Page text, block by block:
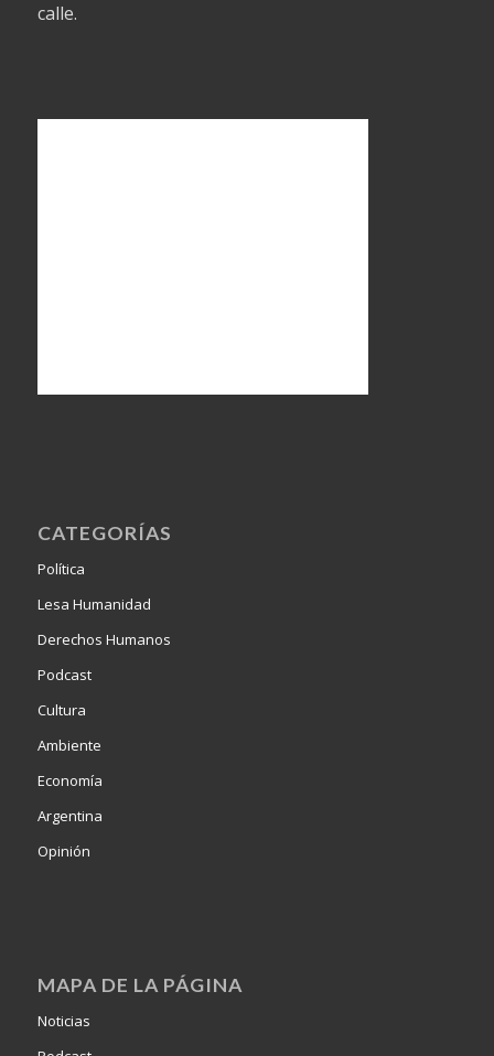
calle.
CATEGORÍAS
Política
Lesa Humanidad
Derechos Humanos
Podcast
Cultura
Ambiente
Economía
Argentina
Opinión
MAPA DE LA PÁGINA
Noticias